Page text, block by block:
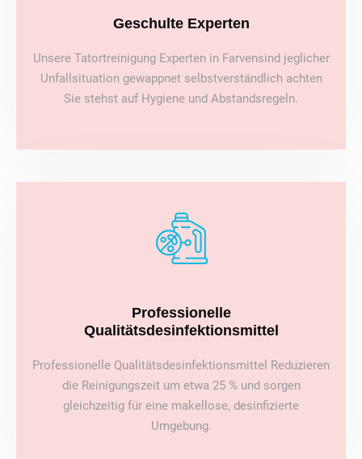
Geschulte Experten
Unsere Tatortreinigung Experten in Farvensind jeglicher
Unfallsituation gewappnet selbstverständlich achten
Sie stehst auf Hygiene und Abstandsregeln.
Professionelle
Qualitätsdesinfektionsmittel
Professionelle Qualitätsdesinfektionsmittel Reduzieren
die Reinigungszeit um etwa 25 % und sorgen
gleichzeitig für eine makellose, desinfizierte
Umgebung.